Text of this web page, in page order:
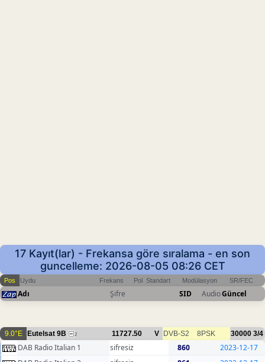
17 Kayıt(lar) - Frekansa göre sıralama - en son
guncelleme: 2026-08-05 08:26 CET
Pos Uydu Frekans Pol Standart Modülasyon SR/FEC
Adı Şifre SID AudioGüncel
9.0°E Eutelsat 9B 2 11727.50 V DVB-S2 8PSK 30000 3/4
DAB Radio Italian 1 sifresiz 860
2023-12-17